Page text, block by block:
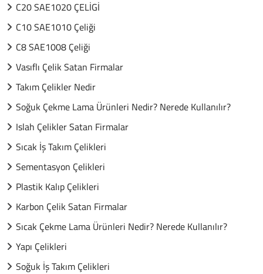
C20 SAE1020 ÇELİGİ
C10 SAE1010 Çeliği
C8 SAE1008 Çeliği
Vasıflı Çelik Satan Firmalar
Takım Çelikler Nedir
Soğuk Çekme Lama Ürünleri Nedir? Nerede Kullanılır?
Islah Çelikler Satan Firmalar
Sıcak İş Takım Çelikleri
Sementasyon Çelikleri
Plastik Kalıp Çelikleri
Karbon Çelik Satan Firmalar
Sıcak Çekme Lama Ürünleri Nedir? Nerede Kullanılır?
Yapı Çelikleri
Soğuk İş Takım Çelikleri